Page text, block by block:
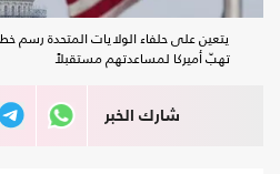
يتعين على حلفاء الولايات المتحدة رسم
تهبّ أميركا لمساعدتهم مستقبلاً
شارك الخبر